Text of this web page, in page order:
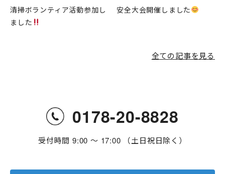
清掃ボランティア活動参加し
ました
安全大会開催しました
全ての記事を見る
0178-20-8828
受付時間 9:00 〜 17:00 （土日祝日除く）